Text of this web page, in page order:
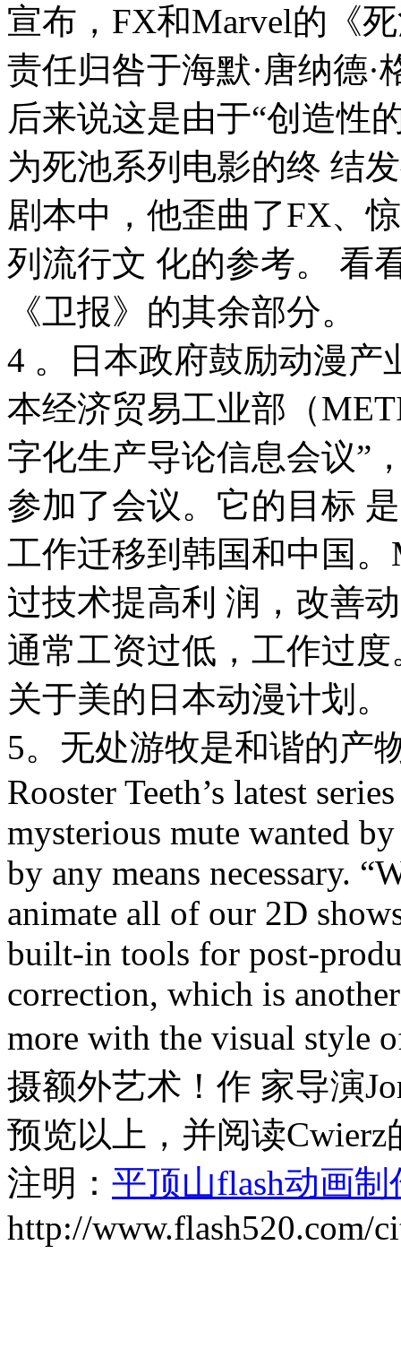
宣布，FX和Marvel的《
责任归咎于海默·唐纳德
后来说这是由于“创造性
为死池系列电影的终 结
剧本中，他歪曲了FX、
列流行文 化的参考。 看
《卫报》的其余部分。
4 。日本政府鼓励动漫产
本经济贸易工业部（
字化生产导论信息会议”
参加了会议。它的目标
工作迁移到韩国和中国
过技术提高利 润，改善
通常工资过低，工作过
关于美的日本动漫计划。
5。无处游牧是和谐的产
Rooster Teeth’s latest
mysterious mute wanted
by any means necessary.
animate all of our 2D
built-in tools for post-
correction, which is
more with the visual style
摄额外艺术！作 家导演
预览以上，并阅读
注明： 平顶山flash动画制
http://www.flash520.com/